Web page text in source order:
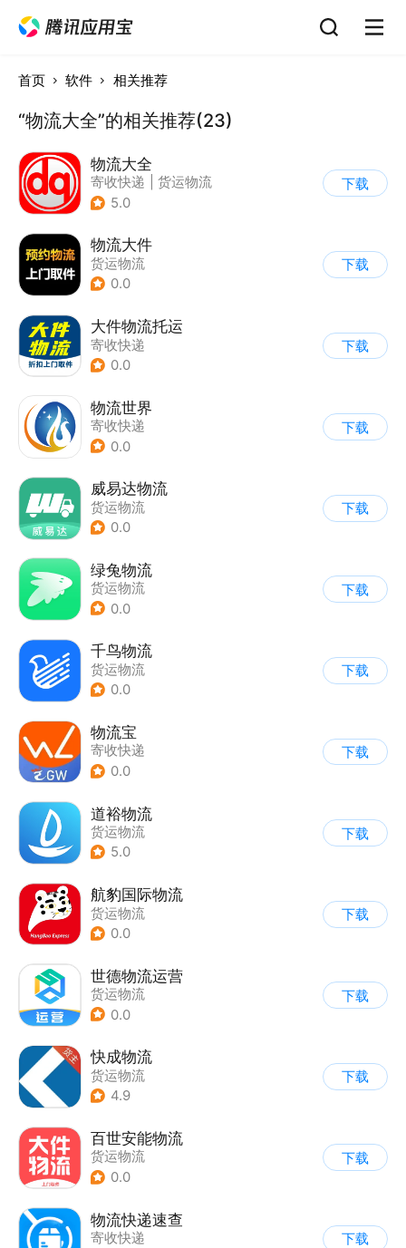
首页 软件 相关推荐
“物流大全”的相关推荐(23)
物流大全
寄收快递
货运物流
5.0
下载
物流大件
货运物流
0.0
下载
大件物流托运
寄收快递
0.0
下载
物流世界
寄收快递
0.0
下载
威易达物流
货运物流
0.0
下载
绿兔物流
货运物流
0.0
下载
千鸟物流
货运物流
0.0
下载
物流宝
寄收快递
0.0
下载
道裕物流
货运物流
5.0
下载
航豹国际物流
货运物流
0.0
下载
世德物流运营
货运物流
0.0
下载
快成物流
货运物流
4.9
下载
百世安能物流
货运物流
0.0
下载
物流快递速查
寄收快递
下载